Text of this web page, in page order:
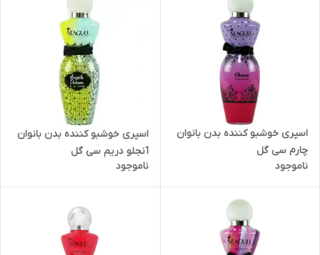
اسپری خوشبو کننده بدن بانوان
چارم سی گل
ناموجود
اسپری خوشبو کننده بدن بانوان
آنجلو دریم سی گل
ناموجود